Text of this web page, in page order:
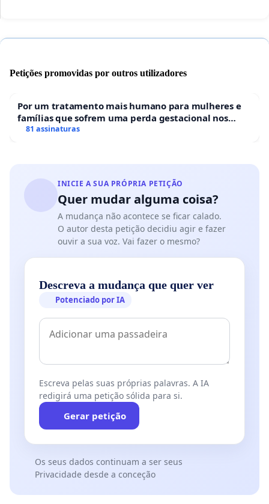
Petições promovidas por outros utilizadores
Por um tratamento mais humano para mulheres e
famílias que sofrem uma perda gestacional nos
hospitais portugueses
81 assinaturas
INICIE A SUA PRÓPRIA PETIÇÃO
Quer mudar alguma coisa?
A mudança não acontece se ficar calado.
O autor desta petição decidiu agir e fazer
ouvir a sua voz. Vai fazer o mesmo?
Descreva a mudança que quer ver
Potenciado por IA
Escreva pelas suas próprias palavras. A IA
redigirá uma petição sólida para si.
Gerar petição
Os seus dados continuam a ser seus
Privacidade desde a conceção